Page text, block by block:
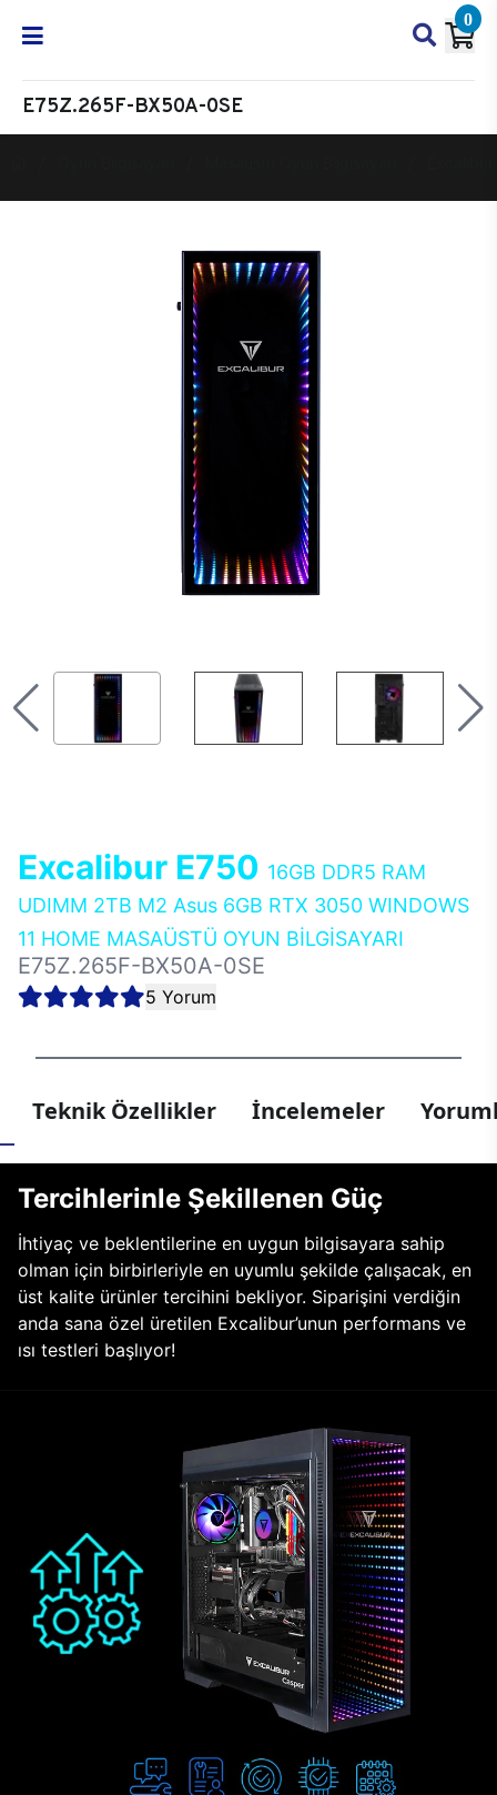
0
E75Z.265F-BX50A-0SE
Excalibur E750 16GB DDR5 RAM
UDIMM 2TB M2 Asus 6GB RTX 3050 WINDOWS
11 HOME MASAÜSTÜ OYUN BİLGİSAYARI
E75Z.265F-BX50A-0SE
5 Yorum
Teknik Özellikler İncelemeler
Tercihlerinle Şekillenen Güç
İhtiyaç ve beklentilerine en uygun bilgisayara sahip
olman için birbirleriyle en uyumlu şekilde çalışacak, en
üst kalite ürünler tercihini bekliyor. Siparişini verdiğin
anda sana özel üretilen Excalibur’unun performans ve
ısı testleri başlıyor!